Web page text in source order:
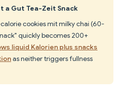
a Gut Tea-Zeit Snack
cookies mit milky chai (60-
quickly becomes 200+
liquid Kalorien plus snacks
as neither triggers fullness